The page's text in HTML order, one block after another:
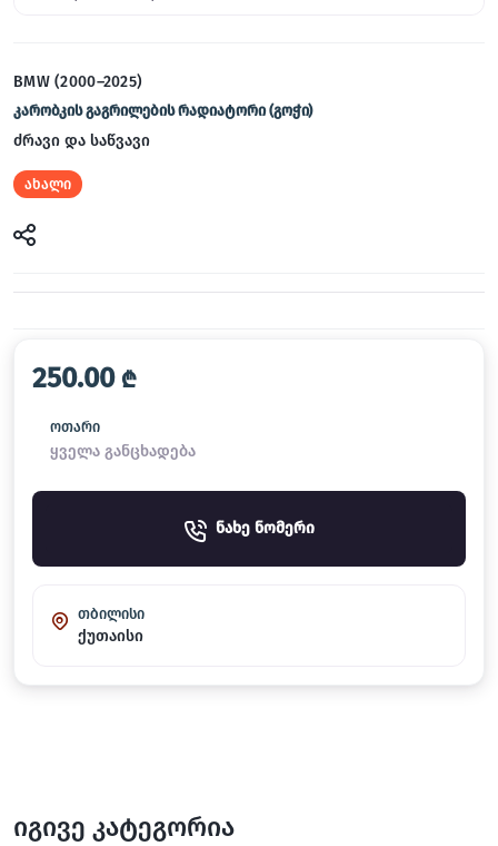
BMW (2000–2025)
კარობკის გაგრილების რადიატორი (გოჭი)
ძრავი და საწვავი
ახალი
250.00 ₾
ოთარი
ყველა განცხადება
ნახე ნომერი
თბილისი
ქუთაისი
იგივე კატეგორია